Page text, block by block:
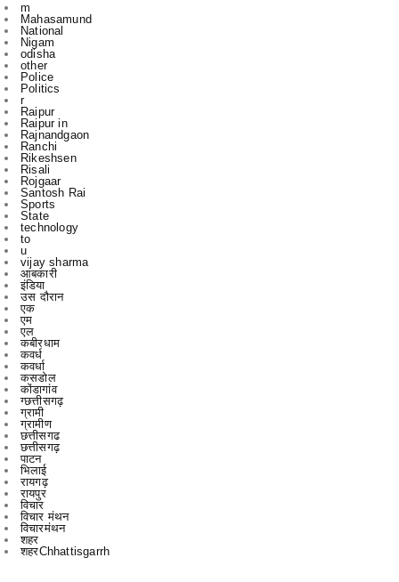
m
Mahasamund
National
Nigam
odisha
other
Police
Politics
r
Raipur
Raipur in
Rajnandgaon
Ranchi
Rikeshsen
Risali
Rojgaar
Santosh Rai
Sports
State
technology
to
u
vijay sharma
आबकारी
इंडिया
उस दौरान
एक
एम
एल
कबीरधाम
कवर्ध
कवर्धा
कसडोल
कोंडागांव
ग्छत्तीसगढ़
ग्रामी
ग्रामीण
छत्तीसगढ
छत्तीसगढ़
पाटन
भिलाई
रायगढ़
रायपुर
विचार
विचार मंथन
विचारमंथन
शहर
शहरChhattisgarrh